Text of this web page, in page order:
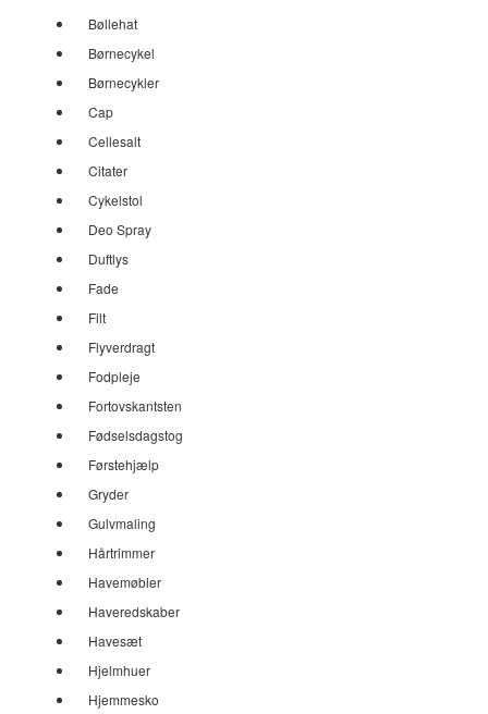
Bøllehat
Børnecykel
Børnecykler
Cap
Cellesalt
Citater
Cykelstol
Deo Spray
Duftlys
Fade
Filt
Flyverdragt
Fodpleje
Fortovskantsten
Fødselsdagstog
Førstehjælp
Gryder
Gulvmaling
Hårtrimmer
Havemøbler
Haveredskaber
Havesæt
Hjelmhuer
Hjemmesko